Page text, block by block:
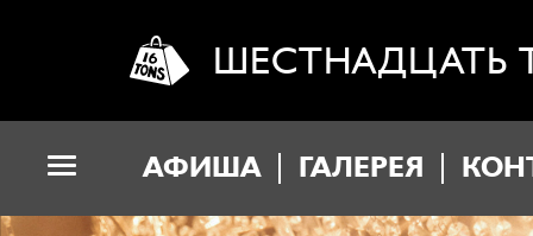
ШЕСТНАДЦАТЬ
АФИША ГАЛЕРЕЯ